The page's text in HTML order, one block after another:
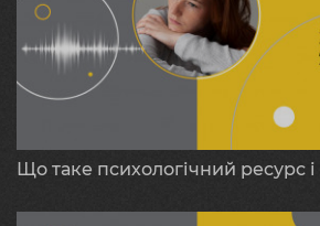
Що таке психологічний ресурс